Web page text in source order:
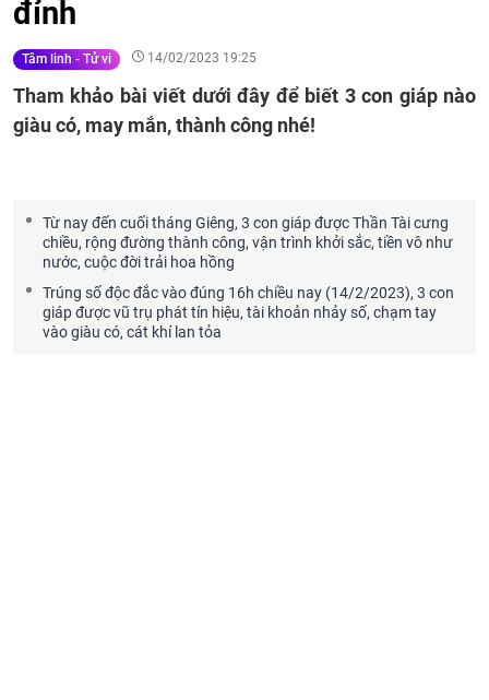
đỉnh
Tâm linh - Tử vi 14/02/2023 19:25
Tham khảo bài viết dưới đây để biết 3 con giáp nào
giàu có, may mắn, thành công nhé!
Từ nay đến cuối tháng Giêng, 3 con giáp được Thần Tài cưng
chiều, rộng đường thành công, vận trình khởi sắc, tiền vô như
nước, cuộc đời trải hoa hồng
Trúng số độc đắc vào đúng 16h chiều nay (14/2/2023), 3 con
giáp được vũ trụ phát tín hiệu, tài khoản nhảy số, chạm tay
vào giàu có, cát khí lan tỏa